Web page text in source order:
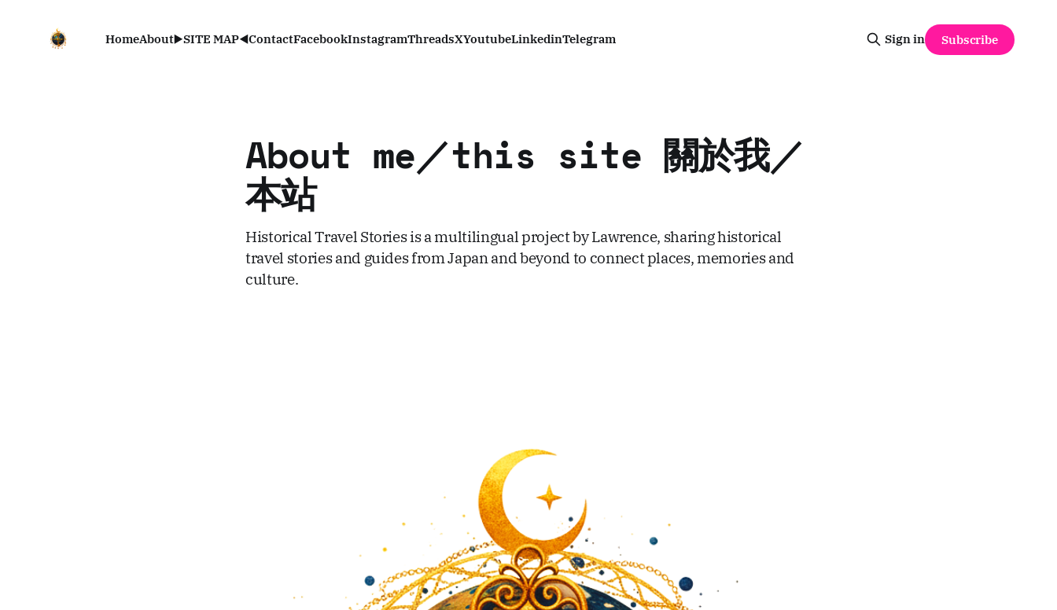
HomeAbout▶️SITE MAP◀️ContactFacebookInstagramThreadsXYoutubeLinkedinTelegram Sign in Subscribe
About me／this site 關於我／
本站
Historical Travel Stories is a multilingual project by Lawrence, sharing historical
travel stories and guides from Japan and beyond to connect places, memories and
culture.